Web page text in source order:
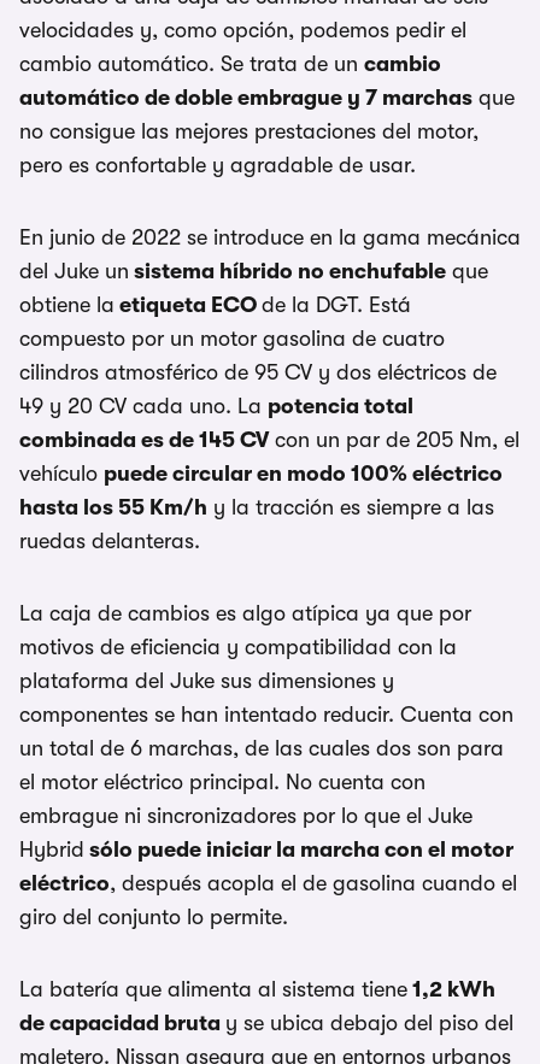
velocidades y, como opción, podemos pedir el
cambio automático. Se trata de un cambio
automático de doble embrague y 7 marchas que
no consigue las mejores prestaciones del motor,
pero es confortable y agradable de usar.
En junio de 2022 se introduce en la gama mecánica
del Juke un sistema híbrido no enchufable que
obtiene la etiqueta ECO de la DGT. Está
compuesto por un motor gasolina de cuatro
cilindros atmosférico de 95 CV y dos eléctricos de
49 y 20 CV cada uno. La potencia total
combinada es de 145 CVcon un par de 205 Nm, el
vehículo puede circular en modo 100% eléctrico
hasta los 55 Km/h y la tracción es siempre a las
ruedas delanteras.
La caja de cambios es algo atípica ya que por
motivos de eficiencia y compatibilidad con la
plataforma del Juke sus dimensiones y
componentes se han intentado reducir. Cuenta con
un total de 6 marchas, de las cuales dos son para
el motor eléctrico principal. No cuenta con
embrague ni sincronizadores por lo que el Juke
Hybrid sólo puede iniciar la marcha con el motor
eléctrico, después acopla el de gasolina cuando el
giro del conjunto lo permite.
La batería que alimenta al sistema tiene 1,2 kWh
de capacidad bruta y se ubica debajo del piso del
maletero. Nissan asegura que en entornos urbanos